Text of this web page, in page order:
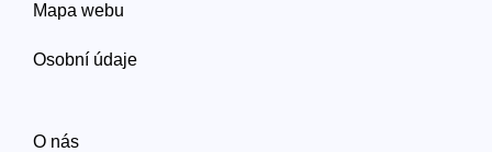
Mapa webu
Osobní údaje
O nás